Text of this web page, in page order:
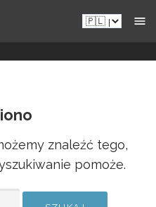
znaleźć tego,
pomoże.